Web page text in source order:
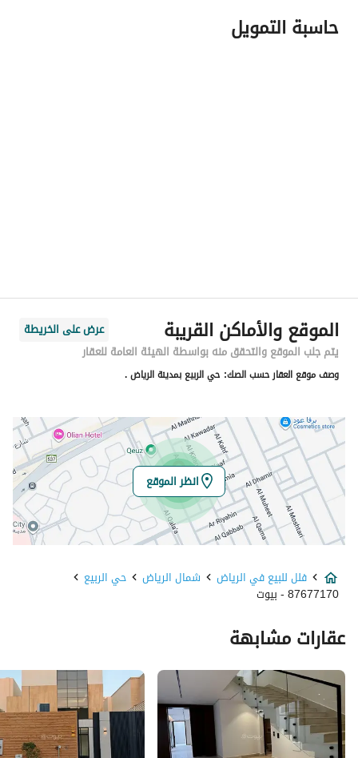
اسم المسؤول
رقم المبنى
7911
الرقم الاضافي
3029
خط العرض
24.803801669429234
خط الطول
46.6620379024494
تفاصيل العقار
نوع الإعلان
للبيع
استخدام العقار
-
السعر
المساحة
500
عدد الغرف
10
حاسبة التمويل
الموقع والأماكن القريبة
عرض على الخريطة
يتم جلب الموقع والتحقق منه بواسطة الهيئة العامة للعقار
وصف موقع العقار حسب الصك: حي الربيع بمدينة الرياض .
انظر الموقع
فلل للبيع في الرياض شمال الرياض حي الربيع
87677170 - بيوت
عقارات مشابهة